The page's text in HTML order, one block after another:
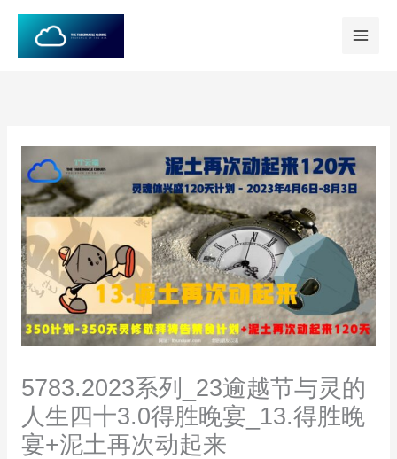
5783.2023系列_23逾越节与灵的
人生四十3.0得胜晚宴_13.得胜晚
宴+泥土再次动起来